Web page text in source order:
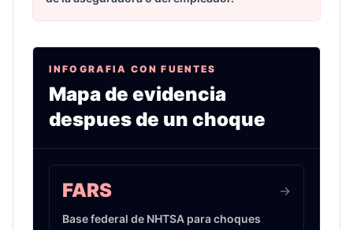
INFOGRAFIA CON FUENTES
Mapa de evidencia
despues de un choque
FARS
Base federal de NHTSA para choques
->